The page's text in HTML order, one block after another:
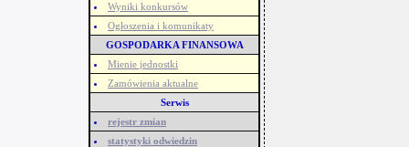
Wyniki konkursów
Ogłoszenia i komunikaty
GOSPODARKA FINANSOWA
Mienie jednostki
Zamówienia aktualne
Serwis
rejestr zmian
statystyki odwiedzin